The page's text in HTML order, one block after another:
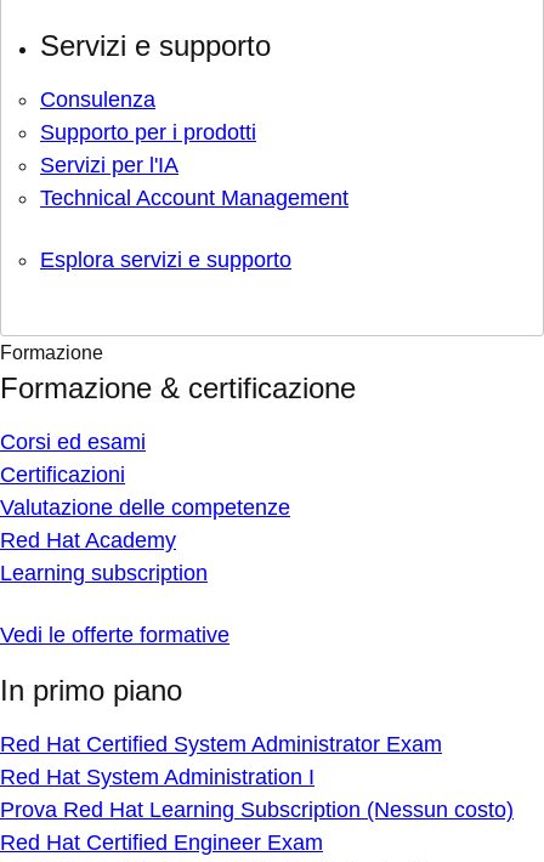
Servizi e supporto
Consulenza
Supporto per i prodotti
Servizi per l'IA
Technical Account Management
Esplora servizi e supporto
Formazione
Formazione & certificazione
Corsi ed esami
Certificazioni
Valutazione delle competenze
Red Hat Academy
Learning subscription
Vedi le offerte formative
In primo piano
Red Hat Certified System Administrator Exam
Red Hat System Administration I
Prova Red Hat Learning Subscription (Nessun costo)
Red Hat Certified Engineer Exam